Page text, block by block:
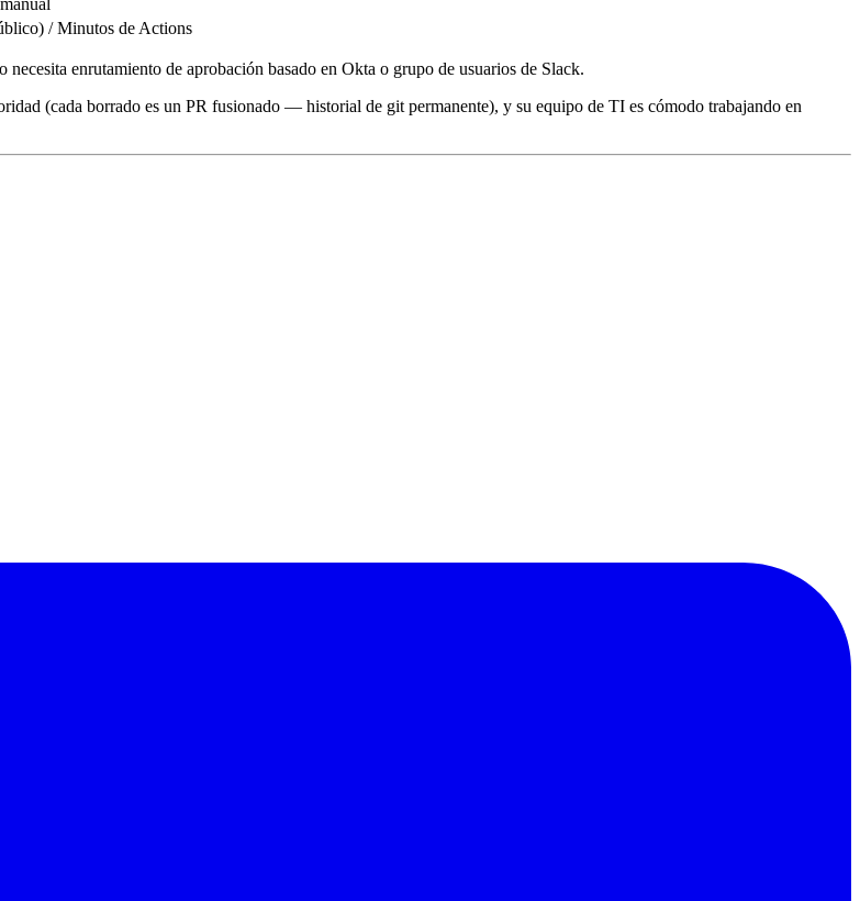
/ Minutos de Actions
enrutamiento de aprobación basado en Okta o grupo de usuarios de Slack.
(cada borrado es un PR fusionado — historial de git permanente), y su equipo de TI es cómodo trabajando en